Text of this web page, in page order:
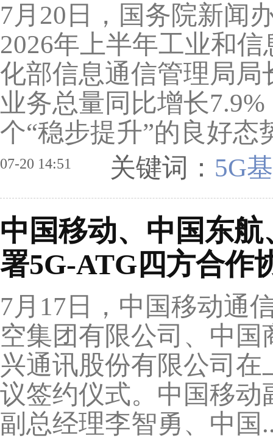
7月20日，国务院新闻
2026年上半年工业和
化部信息通信管理局
业务总量同比增长
个“稳步提升”的良好态
07-20 14:51 关键词： 5G
中国移动、中国东
署5G-ATG四方合作
7月17日，中国移动通
空集团有限公司、中
兴通讯股份有限公司在
议签约仪式。中国移
副总经理李智勇、中国